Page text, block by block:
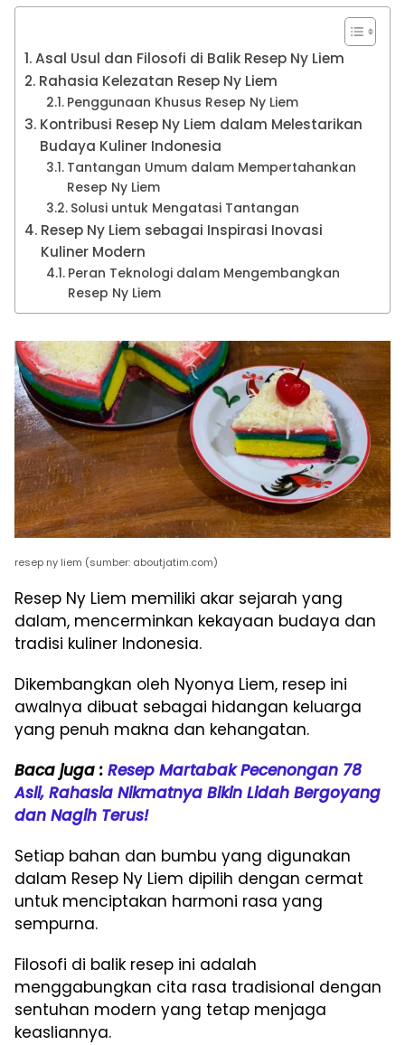
Asal Usul dan Filosofi di Balik Resep Ny Liem
Rahasia Kelezatan Resep Ny Liem
Penggunaan Khusus Resep Ny Liem
Kontribusi Resep Ny Liem dalam Melestarikan
Budaya Kuliner Indonesia
Tantangan Umum dalam Mempertahankan
Resep Ny Liem
Solusi untuk Mengatasi Tantangan
Resep Ny Liem sebagai Inspirasi Inovasi
Kuliner Modern
Peran Teknologi dalam Mengembangkan
Resep Ny Liem
resep ny liem (sumber: aboutjatim.com)
Resep Ny Liem memiliki akar sejarah yang
dalam, mencerminkan kekayaan budaya dan
tradisi kuliner Indonesia.
Dikembangkan oleh Nyonya Liem, resep ini
awalnya dibuat sebagai hidangan keluarga
yang penuh makna dan kehangatan.
Baca juga : Resep Martabak Pecenongan 78
Asli, Rahasia Nikmatnya Bikin Lidah Bergoyang
dan Nagih Terus!
Setiap bahan dan bumbu yang digunakan
dalam Resep Ny Liem dipilih dengan cermat
untuk menciptakan harmoni rasa yang
sempurna.
Filosofi di balik resep ini adalah
menggabungkan cita rasa tradisional dengan
sentuhan modern yang tetap menjaga
keasliannya.